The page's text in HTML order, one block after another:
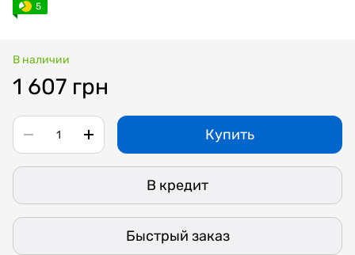
5
В наличии
1 607 грн
Купить
В кредит
Быстрый заказ